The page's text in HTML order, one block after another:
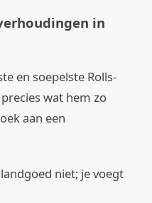
in
en soepelste Rolls-
wat hem zo
aan een
niet; je voegt